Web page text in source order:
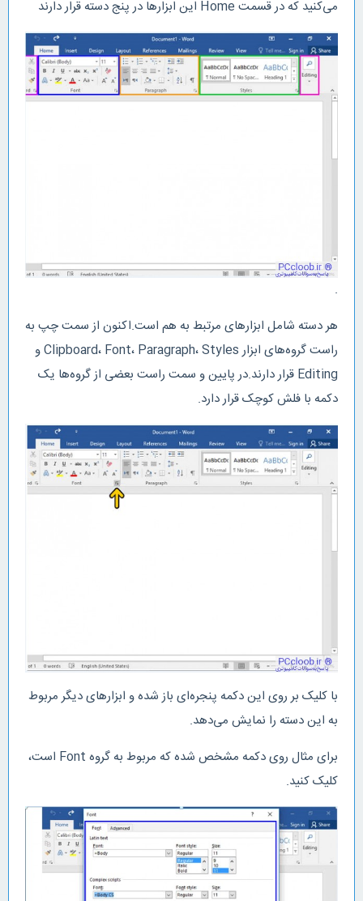
می‌کنید که در قسمت Home این ابزارها در پنج دسته قرار دارند
.
هر دسته شامل ابزارهای مرتبط به هم است.اکنون از سمت چپ به
راست گروه‌های ابزار Clipboard، Font، Paragraph، Styles و
Editing قرار دارند.در پایین و سمت راست بعضی از گروه‌ها یک
دکمه با فلش کوچک قرار دارد.
با کلیک بر روی این دکمه پنجره‌ای باز شده و ابزارهای دیگر مربوط
به این دسته را نمایش می‌دهد.
برای مثال روی دکمه مشخص شده که مربوط به گروه Font است،
کلیک کنید.